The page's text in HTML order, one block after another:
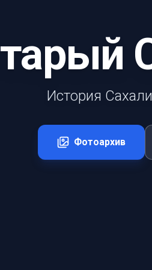
История
Фотоархив